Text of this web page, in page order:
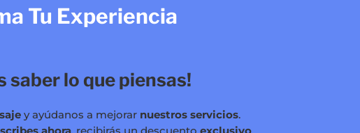
Tu Experiencia
saber lo que piensas!
y ayúdanos a mejorar nuestros servicios.
ahora, recibirás un descuento exclusivo